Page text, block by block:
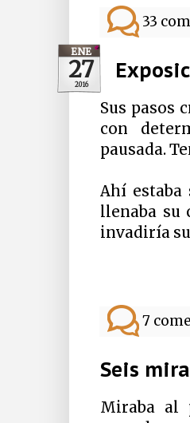
33
ENE
27
2016
Sus pasos
con
pausada.
Ahí
llenaba su
invadiría
7
Seis
Miraba al